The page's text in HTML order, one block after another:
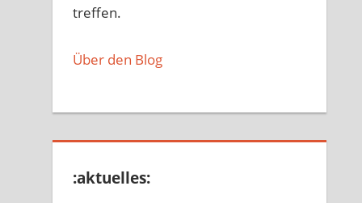
treffen.
Über den Blog
:aktuelles: